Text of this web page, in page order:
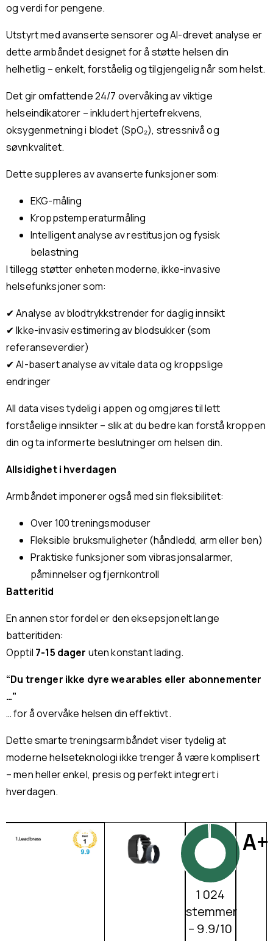
og verdi for pengene.
Utstyrt med avanserte sensorer og AI-drevet analyse er
dette armbåndet designet for å støtte helsen din
helhetlig – enkelt, forståelig og tilgjengelig når som helst.
Det gir omfattende 24/7 overvåking av viktige
helseindikatorer – inkludert hjertefrekvens,
oksygenmetning i blodet (SpO₂), stressnivå og
søvnkvalitet.
Dette suppleres av avanserte funksjoner som:
EKG-måling
Kroppstemperaturmåling
Intelligent analyse av restitusjon og fysisk
belastning
I tillegg støtter enheten moderne, ikke-invasive
helsefunksjoner som:
✔ Analyse av blodtrykkstrender for daglig innsikt
✔ Ikke-invasiv estimering av blodsukker (som
referanseverdier)
✔ AI-basert analyse av vitale data og kroppslige
endringer
All data vises tydelig i appen og omgjøres til lett
forståelige innsikter – slik at du bedre kan forstå kroppen
din og ta informerte beslutninger om helsen din.
Allsidighet i hverdagen
Armbåndet imponerer også med sin fleksibilitet:
Over 100 treningsmoduser
Fleksible bruksmuligheter (håndledd, arm eller ben)
Praktiske funksjoner som vibrasjonsalarmer,
påminnelser og fjernkontroll
Batteritid
En annen stor fordel er den eksepsjonelt lange
batteritiden:
Opptil 7-15 dager uten konstant lading.
“Du trenger ikke dyre wearables eller abonnementer
…”
… for å overvåke helsen din effektivt.
Dette smarte treningsarmbåndet viser tydelig at
moderne helseteknologi ikke trenger å være komplisert
– men heller enkel, presis og perfekt integrert i
hverdagen.
1 024
stemmer
– 9.9/10
A+